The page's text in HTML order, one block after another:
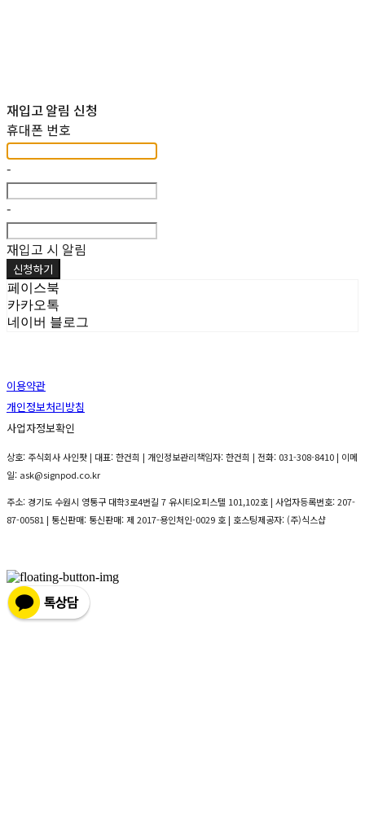
재입고 알림 신청
휴대폰 번호
-
-
재입고 시 알림
신청하기
페이스북
카카오톡
네이버 블로그
이용약관
개인정보처리방침
사업자정보확인
상호: 주식회사 사인팟 | 대표: 한건희 | 개인정보관리책임자: 한건희 | 전화: 031-308-8410 | 이메
일: ask@signpod.co.kr
주소: 경기도 수원시 영통구 대학3로4번길 7 유시티오피스텔 101,102호 | 사업자등록번호:207-
87-00581 | 통신판매: 통신판매: 제 2017-용인처인-0029 호 | 호스팅제공자: (주)식스샵